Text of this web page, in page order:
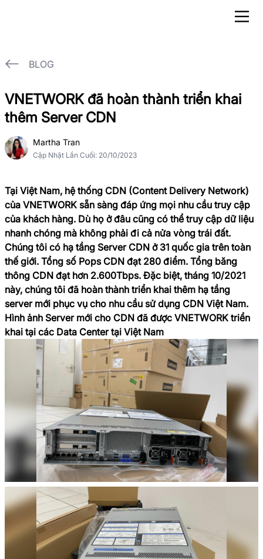
BLOG
VNETWORK đã hoàn thành triển khai
thêm Server CDN
Martha Tran
Cập Nhật Lần Cuối: 20/10/2023
Tại Việt Nam, hệ thống CDN (Content Delivery Network)
của VNETWORK sẵn sàng đáp ứng mọi nhu cầu truy cập
của khách hàng. Dù họ ở đâu cũng có thể truy cập dữ liệu
nhanh chóng mà không phải đi cả nửa vòng trái đất.
Chúng tôi có hạ tầng Server CDN ở 31 quốc gia trên toàn
thế giới. Tổng số Pops CDN đạt 280 điểm. Tổng băng
thông CDN đạt hơn 2.600Tbps. Đặc biệt, tháng 10/2021
này, chúng tôi đã hoàn thành triển khai thêm hạ tầng
server mới phục vụ cho nhu cầu sử dụng CDN Việt Nam.
Hình ảnh Server mới cho CDN đã được VNETWORK triển
khai tại các Data Center tại Việt Nam